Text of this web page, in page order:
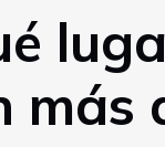
más